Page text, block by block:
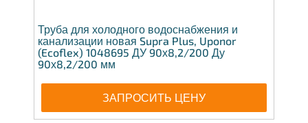
Труба для холодного водоснабжения и
канализации новая Supra Plus, Uponor
(Ecoflex) 1048695 ДУ 90х8,2/200 Ду
90х8,2/200 мм
ЗАПРОСИТЬ ЦЕНУ